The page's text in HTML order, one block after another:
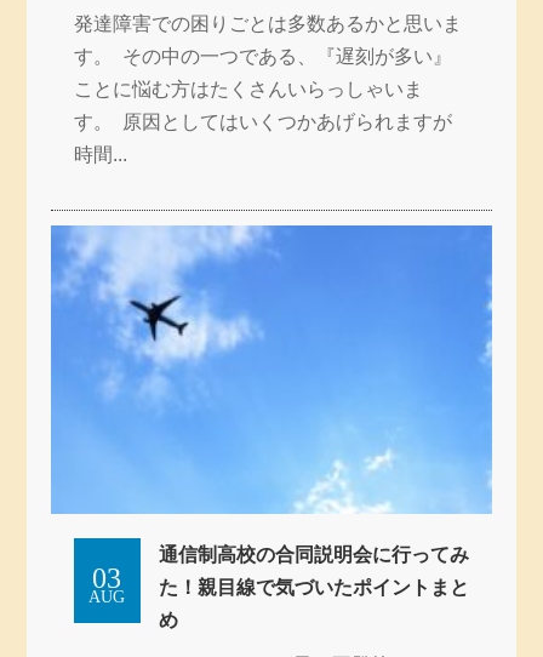
発達障害での困りごとは多数あるかと思いま
す。 その中の一つである、『遅刻が多い』
ことに悩む方はたくさんいらっしゃいま
す。 原因としてはいくつかあげられますが
時間...
AUG
03
通信制高校の合同説明会に行ってみ
た！親目線で気づいたポイントまと
め